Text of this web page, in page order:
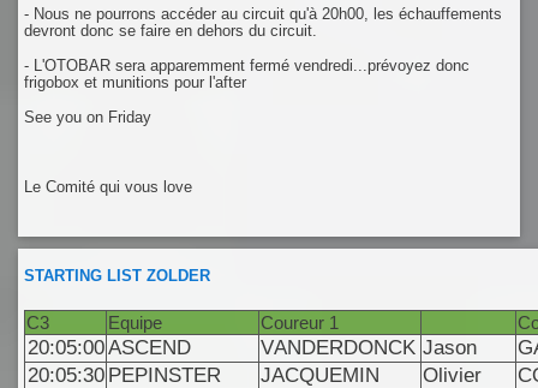
- Nous ne pourrons accéder au circuit qu'à 20h00, les échauffements
devront donc se faire en dehors du circuit.
- L'OTOBAR sera apparemment fermé vendredi...prévoyez donc
frigobox et munitions pour l'after
See you on Friday
Le Comité qui vous love
STARTING LIST ZOLDER
C3 Equipe Coureur 1
20:05:00ASCEND VANDERDONCK Jason
20:05:30 PEPINSTER JACQUEMIN Olivier